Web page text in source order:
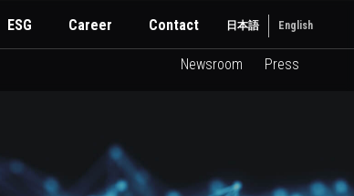
ESG Career Contact 日本語 English
Newsroom Press